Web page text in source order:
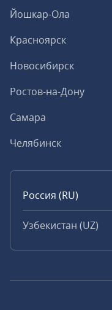
Йошкар-Ола
Красноярск
Новосибирск
Ростов-на-Дону
Самара
Челябинск
Россия (RU)
Узбекистан (UZ)